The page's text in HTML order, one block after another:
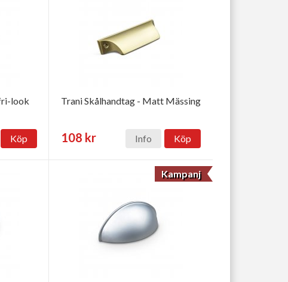
look
Köp
Trani Skålhandtag - Matt Mässing
108 kr Info Köp
Kampanj